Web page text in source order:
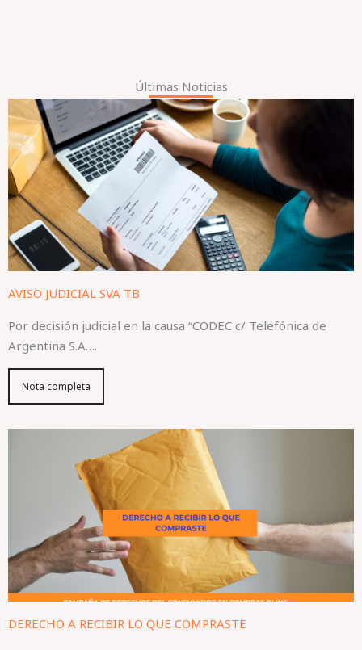
Últimas Noticias
AVISO JUDICIAL SVA TB
Por decisión judicial en la causa “CODEC c/ Telefónica de
Argentina S.A….
Nota completa
DERECHO A RECIBIR LO QUE COMPRASTE